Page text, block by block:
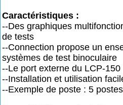
Caractéristiques :
--Des graphiques
de tests
--Connection propose un
systèmes de test binoculaire
--Le port externe du LCP-
--Installation et utilisation
--Exemple de poste : 5 postes